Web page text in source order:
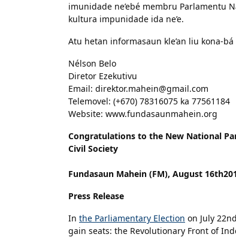
imunidade ne’ebé membru Parlamentu
kultura impunidade ida ne’e.
Atu hetan informasaun kle’an liu kona-
Nélson Belo
Diretor Ezekutivu
Email: direktor.mahein@gmail.com
Telemovel: (+670) 78316075 ka 77561184
Website: www.fundasaunmahein.org
Congratulations to the New National
Civil Society
Fundasaun Mahein (FM), August
Press Release
In the Parliamentary Election on July
gain seats: the Revolutionary Front of